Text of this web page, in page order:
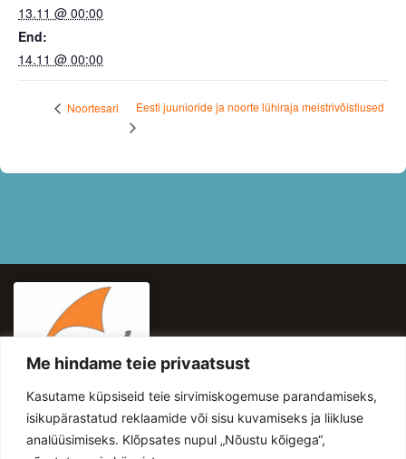
Me hindame teie privaatsust
Kasutame küpsiseid teie sirvimiskogemuse parandamiseks,
isikupärastatud reklaamide või sisu kuvamiseks ja liikluse
analüüsimiseks. Klõpsates nupul „Nõustu kõigega“,
13.11 @ 00:00
End:
14.11 @ 00:00
Noortesari Eesti juunioride ja noorte lühiraja meistrivõistlused
KASULIKUD LINGID
HINNAKIRI
UUDISED